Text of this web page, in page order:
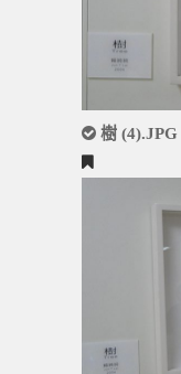
樹 (4).JPG